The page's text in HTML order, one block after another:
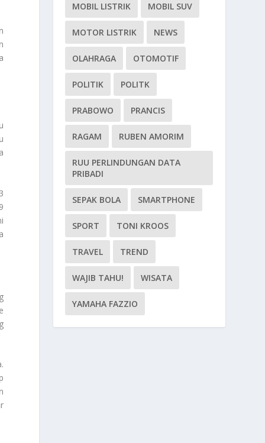
MOBIL LISTRIK MOBIL SUV
MOTOR LISTRIK NEWS
OLAHRAGA OTOMOTIF
POLITIK POLITK
PRABOWO PRANCIS
RAGAM RUBEN AMORIM
RUU PERLINDUNGAN DATA
PRIBADI
SEPAK BOLA SMARTPHONE
SPORT TONI KROOS
TRAVEL TREND
WAJIB TAHU! WISATA
YAMAHA FAZZIO